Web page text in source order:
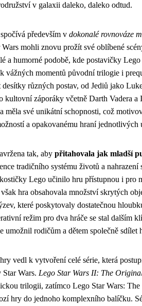
v galaxii daleko, daleko odtud.
především v dokonalé rovnováze
Wars mohli znovu prožít své oblíbené
a humorné podobě, kde postavičky
vážných momentů původní trilogie i
desítky různých postav, od Jediů jako
kultovní záporáky včetně Darth Vadera a
měla své unikátní schopnosti, což
a opakovanému hraní jednotlivých
tak, aby přitahovala jak mladší
tradičního systému životů a nahrazení
Lego učinilo hru přístupnou i pro
hra obsahovala množství skrytých
které poskytovaly dostatečnou
režim pro dva hráče se stal dalším
umožnil rodičům a dětem společně sdílet
vedl k vytvoření celé série, která
Wars. Lego Star Wars II: The
trilogii, zatímco Lego Star Wars: The
hry do jednoho komplexního balíčku.